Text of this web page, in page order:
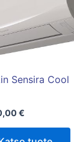
Sensira Cool
€